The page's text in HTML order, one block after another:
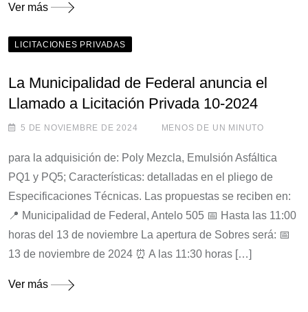
Ver más
LICITACIONES PRIVADAS
La Municipalidad de Federal anuncia el
Llamado a Licitación Privada 10-2024
5 DE NOVIEMBRE DE 2024 MENOS DE UN MINUTO
para la adquisición de: Poly Mezcla, Emulsión Asfáltica
PQ1 y PQ5; Características: detalladas en el pliego de
Especificaciones Técnicas. Las propuestas se reciben en:
📍 Municipalidad de Federal, Antelo 505 📅 Hasta las 11:00
horas del 13 de noviembre La apertura de Sobres será: 📅
13 de noviembre de 2024 ⏰ A las 11:30 horas […]
Ver más